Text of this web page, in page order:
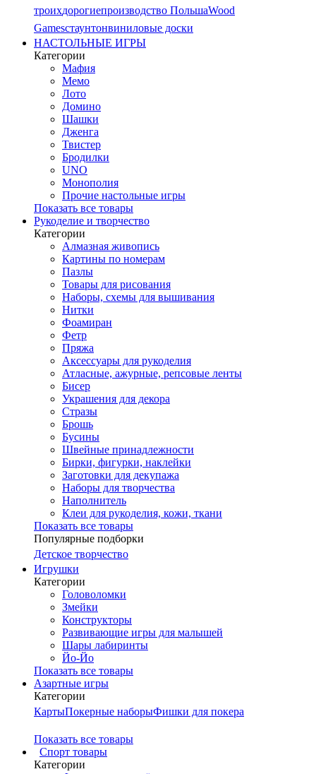
троихдорогиепроизводство ПольшаWood
Gamesстаунтонвиниловые доски
НАСТОЛЬНЫЕ ИГРЫ
Категории
Мафия
Мемо
Лото
Домино
Шашки
Дженга
Твистер
Бродилки
UNO
Монополия
Прочие настольные игры
Показать все товары
Рукоделие и творчество
Категории
Алмазная живопись
Картины по номерам
Пазлы
Товары для рисования
Наборы, схемы для вышивания
Нитки
Фоамиран
Фетр
Пряжа
Аксессуары для рукоделия
Атласные, ажурные, репсовые ленты
Бисер
Украшения для декора
Стразы
Брошь
Бусины
Швейные принадлежности
Бирки, фигурки, наклейки
Заготовки для декупажа
Наборы для творчества
Наполнитель
Клеи для рукоделия, кожи, ткани
Показать все товары
Популярные подборки
Детское творчество
Игрушки
Категории
Головоломки
Змейки
Конструкторы
Развивающие игры для малышей
Шары лабиринты
Йо-Йо
Показать все товары
Азартные игры
Категории
КартыПокерные наборыФишки для покера
Показать все товары
Cпорт товары
Категории